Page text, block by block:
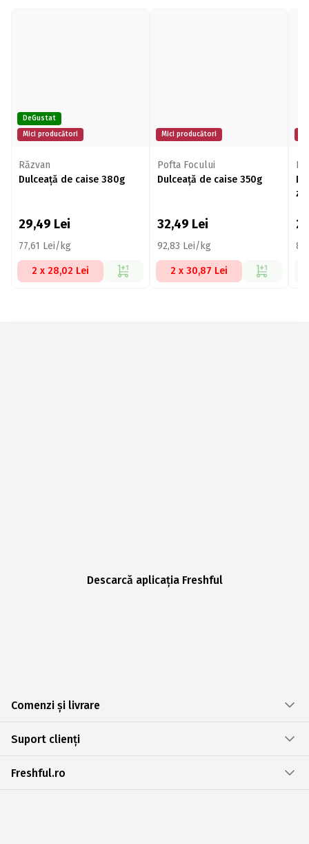
DeGustat
Mici producători
Răzvan
Dulceață de caise 380g
29,49 Lei
77,61 Lei/kg
2 x 28,02 Lei
Mici producători
Pofta Focului
Dulceață de caise 350g
32,49 Lei
92,83 Lei/kg
2 x 30,87 Lei
Descarcă aplicația Freshful
Comenzi și livrare
Suport clienți
Freshful.ro